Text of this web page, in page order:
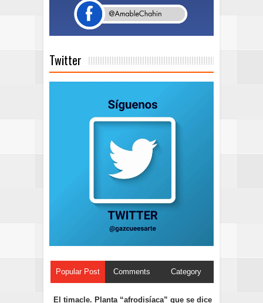
Twitter
Popular Post Comments Category
El timacle. Planta “afrodisíaca” que se dice